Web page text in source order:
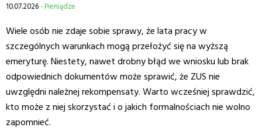
10.07.2026- Pieniądze
Wiele osób nie zdaje sobie sprawy, że lata pracy w
szczególnych warunkach mogą przełożyć się na wyższą
emeryturę. Niestety, nawet drobny błąd we wniosku lub brak
odpowiednich dokumentów może sprawić, że ZUS nie
uwzględni należnej rekompensaty. Warto wcześniej sprawdzić,
kto może z niej skorzystać i o jakich formalnościach nie wolno
zapomnieć.